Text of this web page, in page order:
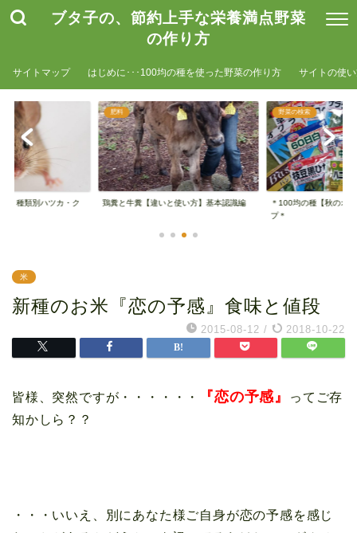
ブタ子の、節約上手な栄養満点野菜
の作り方
サイトマップ はじめに･･･100均の種を使った野菜の作り方 サイトの使
！ 種類別ハツカ・ク
肥料
鶏糞と牛糞【違いと使い方】基本認識編
野菜の検索
＊100均の種【秋のオ
プ＊
米
新種のお米『恋の予感』食味と値段
2015-08-12 / 2018-10-22
皆様、突然ですが・・・・・・ 『恋の予感』
ってご存
知かしら？？
・・・いいえ、別にあなた様ご自身が恋の予感を感じ